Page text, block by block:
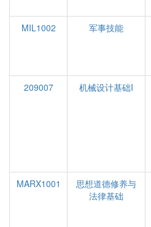
MIL1002
军事技能
209007
机械设计基础I
MARX1001
思想道德修养与
法律基础